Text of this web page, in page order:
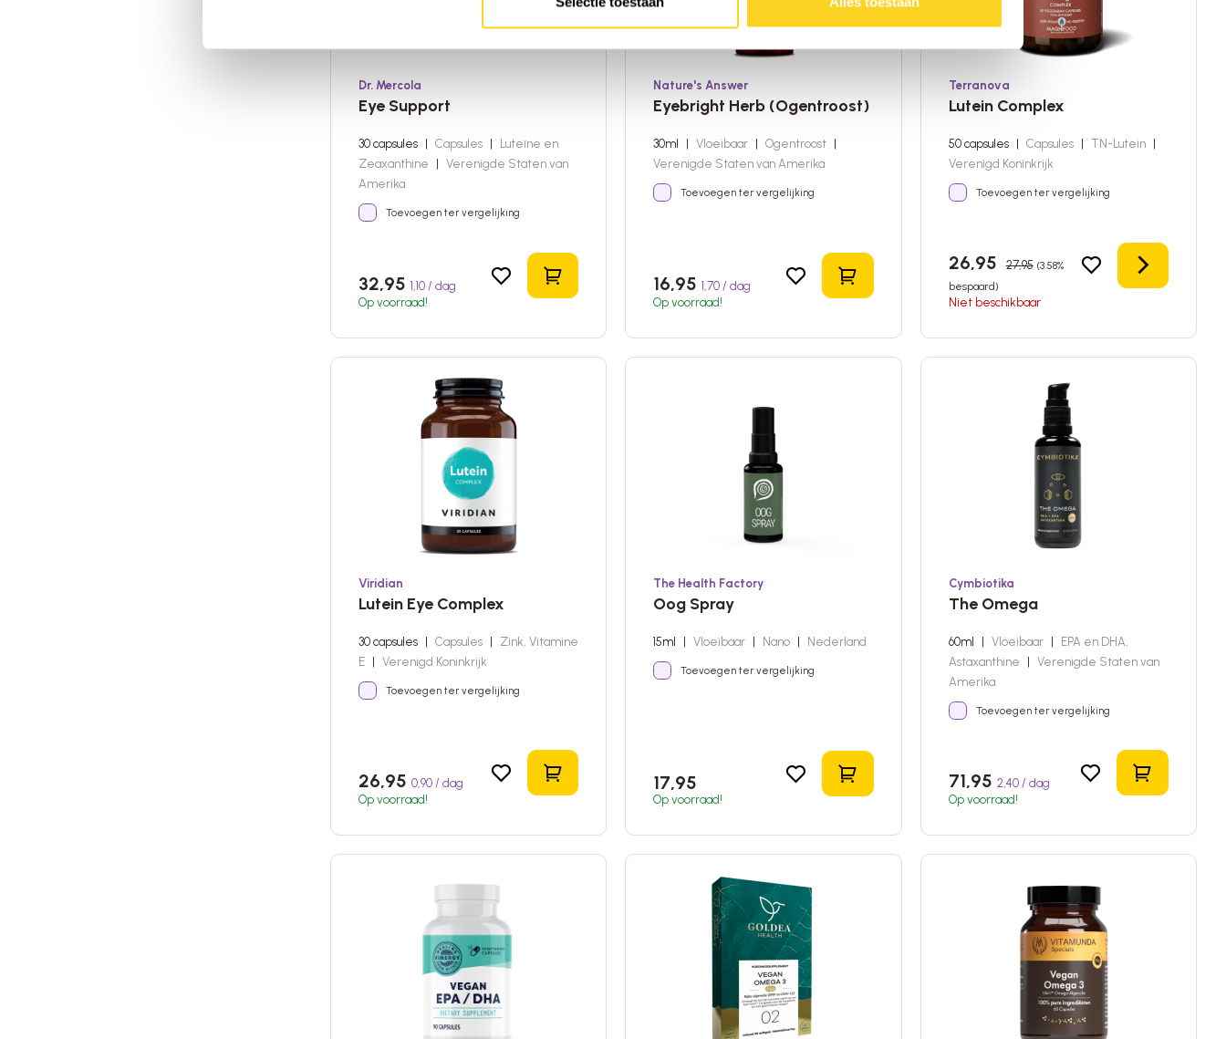
Dr. Mercola
Eye Support
30 capsules Capsules
Luteïne en
Zeaxanthine
Verenigde Staten van
Amerika
Toevoegen ter vergelijking
32,95 1,10 / dag
Op voorraad!
In het winkelmandje
Nature's Answer
Eyebright Herb (Ogentroost)
30ml Vloeibaar Ogentroost
Verenigde Staten van Amerika
Toevoegen ter vergelijking
16,951,70 / dag
Op voorraad!
In het winkelmandje
Terranova
Lutein Complex
50 capsules Capsules TN-Lutein
Verenigd Koninkrijk
Toevoegen ter vergelijking
26,95 27,95 (3.58%
bespaard)
Niet beschikbaar
Details
Viridian
Lutein Eye Complex
30 capsules Capsules
Zink, Vitamine
E
Verenigd Koninkrijk
Toevoegen ter vergelijking
26,95 0,90 / dag
Op voorraad!
In het winkelmandje
The Health Factory
Oog Spray
15ml Vloeibaar Nano Nederland
Toevoegen ter vergelijking
17,95
Op voorraad!
In het winkelmandje
Cymbiotika
The Omega
60ml Vloeibaar
EPA en DHA,
Astaxanthine
Verenigde Staten van
Amerika
Toevoegen ter vergelijking
71,95 2,40 / dag
Op voorraad!
In het